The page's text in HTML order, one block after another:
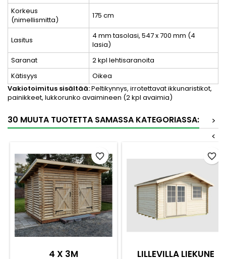
Korkeus
(nimellismitta)
175 cm
Lasitus
4 mm tasolasi, 547 x 700 mm (4
lasia)
Saranat
2 kpl lehtisaranoita
Kätisyys
Oikea
Vakiotoimitus sisältää:Peltikynnys, irrotettavat ikkunaristikot,
painikkeet, lukkorunko avaimineen (2 kpl avaimia)
30 MUUTA TUOTETTA SAMASSA KATEGORIASSA:
>
<
4 X 3M
favorite_border
LILLEVILLA LIEKUNE
favorite_border